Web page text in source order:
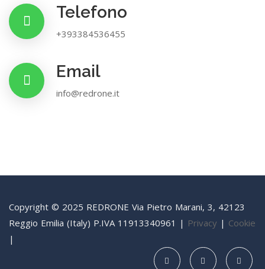
Telefono
+393384536455
Email
info@redrone.it
Copyright © 2025 REDRONE Via Pietro Marani, 3, 42123
Reggio Emilia (Italy) P.IVA 11913340961 | Privacy | Cookie
|